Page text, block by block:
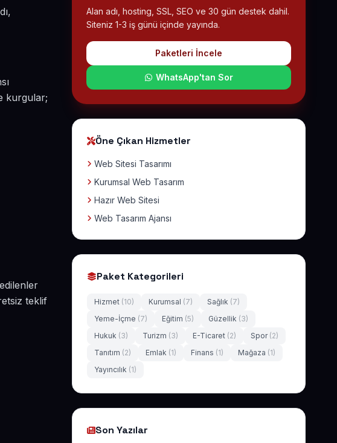
kurgular;
teklif
Alan adı, hosting, SSL, SEO ve 30 gün destek dahil.
Siteniz 1-3 iş günü içinde yayında.
Paketleri İncele
WhatsApp'tan Sor
Öne Çıkan Hizmetler
Web Sitesi Tasarımı
Kurumsal Web Tasarım
Hazır Web Sitesi
Web Tasarım Ajansı
Paket Kategorileri
Hizmet (10) Kurumsal (7) Sağlık (7)
Yeme-İçme (7) Eğitim (5) Güzellik (3)
Hukuk (3) Turizm (3) E-Ticaret (2) Spor (2)
Tanıtım (2) Emlak (1) Finans (1) Mağaza (1)
Yayıncılık (1)
Son Yazılar